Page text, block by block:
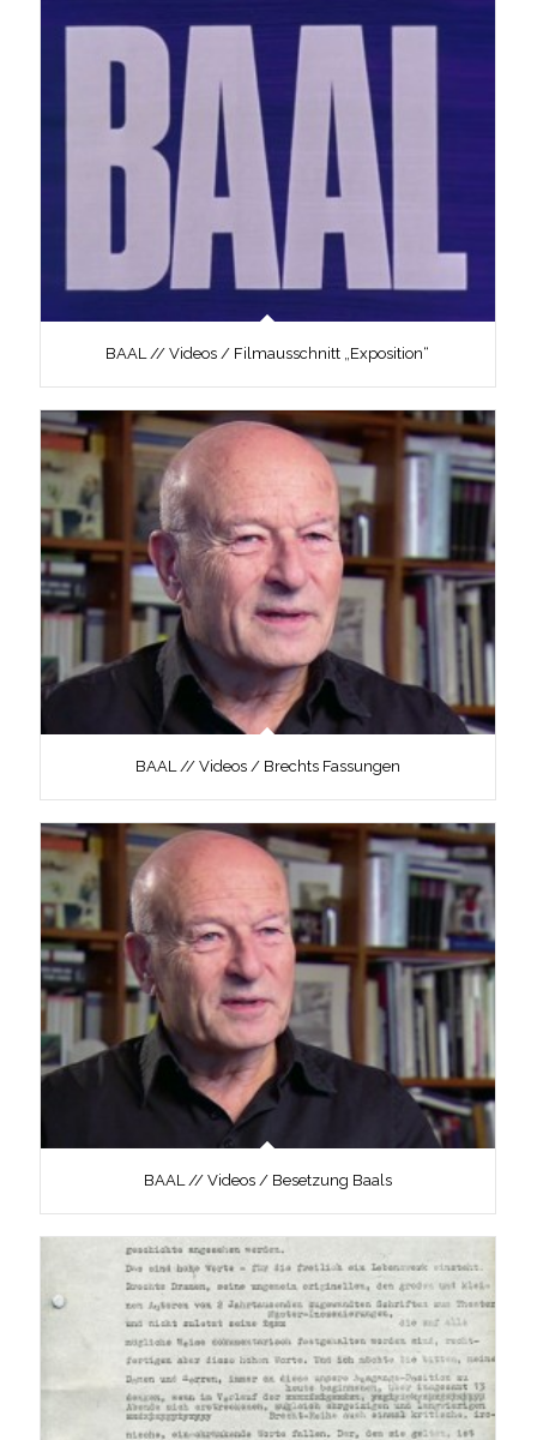
BAAL // Videos / Filmausschnitt „Exposition“
BAAL // Videos / Brechts Fassungen
BAAL // Videos / Besetzung Baals